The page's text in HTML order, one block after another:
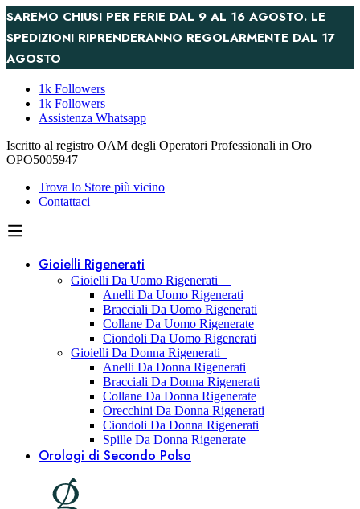
SAREMO CHIUSI PER FERIE DAL 9 AL 16 AGOSTO. LE
SPEDIZIONI RIPRENDERANNO REGOLARMENTE DAL 17
AGOSTO
1k Followers
1k Followers
Assistenza Whatsapp
Iscritto al registro OAM degli Operatori Professionali in Oro
OPO5005947
Trova lo Store più vicino
Contattaci
Gioielli Rigenerati
Gioielli Da Uomo Rigenerati
Anelli Da Uomo Rigenerati
Bracciali Da Uomo Rigenerati
Collane Da Uomo Rigenerate
Ciondoli Da Uomo Rigenerati
Gioielli Da Donna Rigenerati
Anelli Da Donna Rigenerati
Bracciali Da Donna Rigenerati
Collane Da Donna Rigenerate
Orecchini Da Donna Rigenerati
Ciondoli Da Donna Rigenerati
Spille Da Donna Rigenerate
Orologi di Secondo Polso